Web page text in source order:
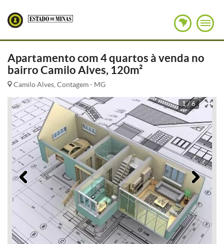
Apartamento com 4 quartos à venda no
bairro Camilo Alves, 120m²
Camilo Alves, Contagem - MG
1 / 6
Anterior